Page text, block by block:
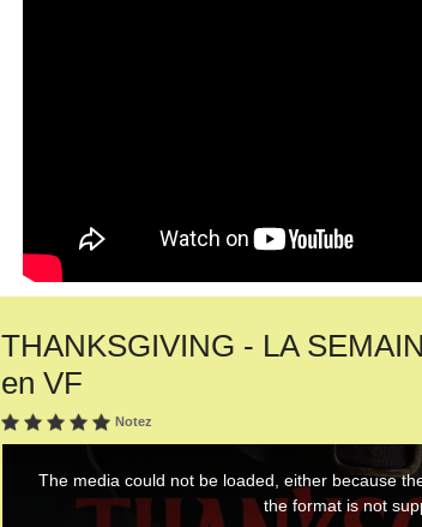
THANKSGIVING - LA
en VF
Notez